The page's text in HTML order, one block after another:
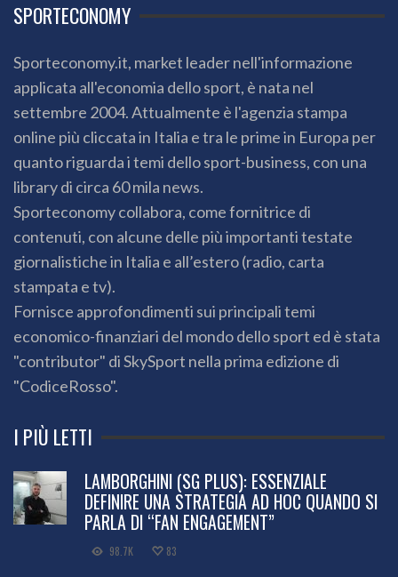
SPORTECONOMY
Sporteconomy.it, market leader nell'informazione
applicata all'economia dello sport, è nata nel
settembre 2004. Attualmente è l'agenzia stampa
online più cliccata in Italia e tra le prime in Europa per
quanto riguarda i temi dello sport-business, con una
library di circa 60 mila news.
Sporteconomy collabora, come fornitrice di
contenuti, con alcune delle più importanti testate
giornalistiche in Italia e all’estero (radio, carta
stampata e tv).
Fornisce approfondimenti sui principali temi
economico-finanziari del mondo dello sport ed è stata
"contributor" di SkySport nella prima edizione di
"CodiceRosso".
I PIÙ LETTI
LAMBORGHINI (SG PLUS): ESSENZIALE
DEFINIRE UNA STRATEGIA AD HOC QUANDO SI
PARLA DI “FAN ENGAGEMENT”
98.7K 83